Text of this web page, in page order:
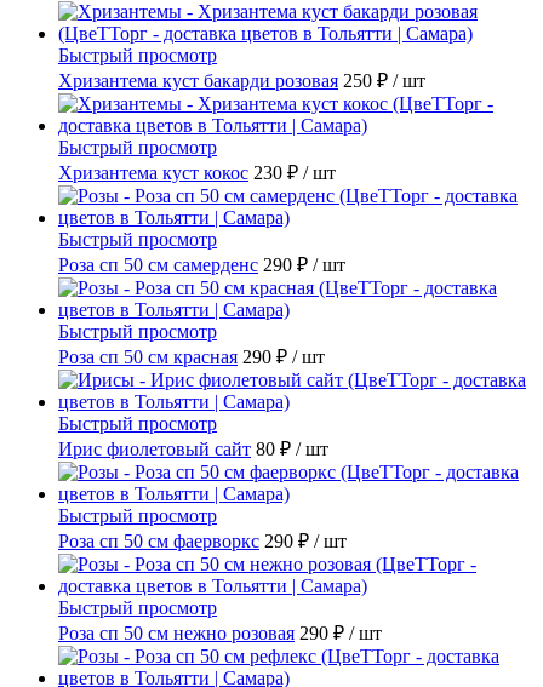
Быстрый просмотр
Хризантема куст бакарди розовая 250 ₽ / шт
Быстрый просмотр
Хризантема куст кокос 230 ₽ / шт
Быстрый просмотр
Роза сп 50 см самерденс 290 ₽ / шт
Быстрый просмотр
Роза сп 50 см красная 290 ₽ / шт
Быстрый просмотр
Ирис фиолетовый сайт 80 ₽ / шт
Быстрый просмотр
Роза сп 50 см фаерворкс 290 ₽ / шт
Быстрый просмотр
Роза сп 50 см нежно розовая 290 ₽ / шт